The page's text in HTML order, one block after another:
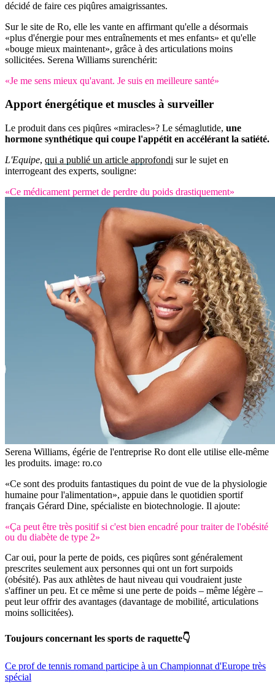
décidé de faire ces piqûres amaigrissantes.
Sur le site de Ro, elle les vante en affirmant qu'elle a désormais
«plus d'énergie pour mes entraînements et mes enfants» et qu'elle
«bouge mieux maintenant», grâce à des articulations moins
sollicitées. Serena Williams surenchérit:
«Je me sens mieux qu'avant. Je suis en meilleure santé»
Apport énergétique et muscles à surveiller
Le produit dans ces piqûres «miracles»? Le sémaglutide, une
hormone synthétique qui coupe l'appétit en accélérant la satiété.
L'Equipe, qui a publié un article approfondi sur le sujet en
interrogeant des experts, souligne:
«Ce médicament permet de perdre du poids drastiquement»
Serena Williams, égérie de l'entreprise Ro dont elle utilise elle-même
les produits. image: ro.co
«Ce sont des produits fantastiques du point de vue de la physiologie
humaine pour l'alimentation», appuie dans le quotidien sportif
français Gérard Dine, spécialiste en biotechnologie. Il ajoute:
«Ça peut être très positif si c'est bien encadré pour traiter de l'obésité
ou du diabète de type 2»
Car oui, pour la perte de poids, ces piqûres sont généralement
prescrites seulement aux personnes qui ont un fort surpoids
(obésité). Pas aux athlètes de haut niveau qui voudraient juste
s'affiner un peu. Et ce même si une perte de poids – même légère –
peut leur offrir des avantages (davantage de mobilité, articulations
moins sollicitées).
Toujours concernant les sports de raquette👇
Ce prof de tennis romand participe à un Championnat d'Europe très
spécial